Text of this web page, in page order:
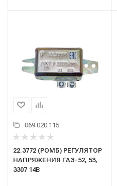
069.020.115
22.3772 (РОМБ) РЕГУЛЯТОР
НАПРЯЖЕНИЯ ГАЗ-52, 53,
3307 14В